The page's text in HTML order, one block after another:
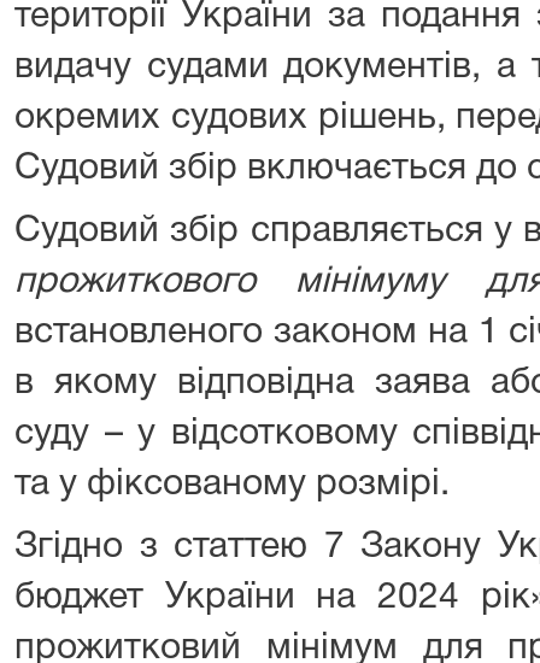
території України за
видачу судами документів, а
окремих судових рішень,
Судовий збір включається до
Судовий збір справляється у
прожиткового мінімуму
встановленого законом на 1
в якому відповідна заява
суду – у відсотковому
та у фіксованому розмірі.
Згідно з статтею 7 Закону
бюджет України на 2024
прожитковий мінімум для